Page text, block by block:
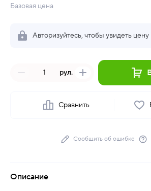
Базовая цена
Авторизуйтесь, чтобы увидеть цену
рул.
Сравнить
Сообщить об ошибке
Описание